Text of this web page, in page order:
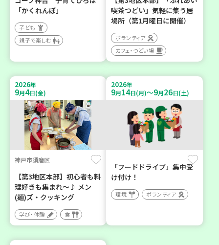
「かくれんぼ」
子ども
親子で楽しむ
喫茶つどい」気軽に集う居
場所（第1月曜日に開催）
ボランティア
カフェ・つどい場
2026年
9月4日(金)
神戸市須磨区
【第3地区本部】初心者も料
理好きも集まれ～♪ メン
(麺)ズ・クッキング
学び・体験 食
2026年
9月14日(月)～9月26日(土)
「フードドライブ」集中受
け付け！
環境 ボランティア